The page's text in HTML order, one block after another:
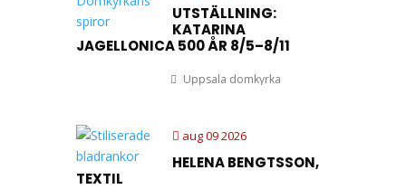
UTSTÄLLNING:
KATARINA
JAGELLONICA 500 ÅR 8/5–8/11
Uppsala domkyrka
aug 09 2026
HELENA BENGTSSON,
TEXTIL